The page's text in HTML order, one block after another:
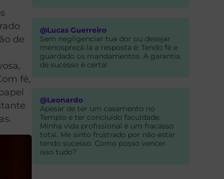
de
fé,
@Lucas Guerreiro
Sem negligenciar tua dor ou desejar
menosprezá-la a resposta é: Tendo fé e
guardado os mandamentos. A garantia
de sucesso é certa!
@Leonardo
Apesar de ter um casamento no
Templo e ter concluído faculdade.
Minha vida profissional é um fracasso
total. Me sinto frustrado por não estar
tendo sucesso. Como posso vencer
isso tudo?